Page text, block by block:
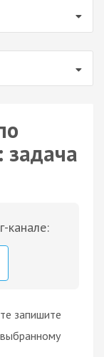
задача
канале:
запишите